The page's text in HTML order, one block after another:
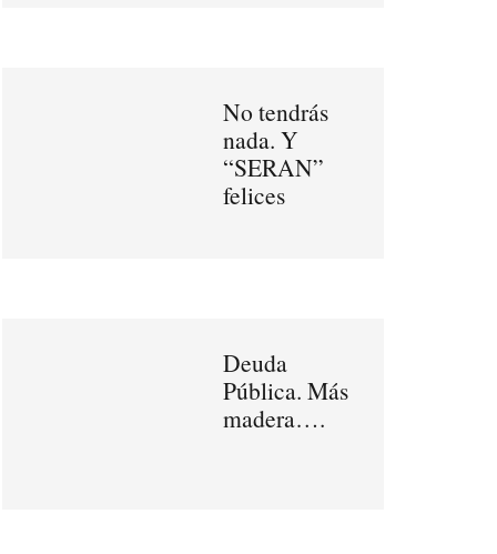
No tendrás
nada. Y
“SERAN”
felices
Deuda
Pública. Más
madera….